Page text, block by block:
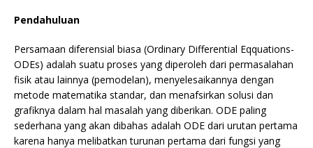
Pendahuluan
Persamaan diferensial biasa (Ordinary Differential Eqquations-
ODEs) adalah suatu proses yang diperoleh dari permasalahan
fisik atau lainnya (pemodelan), menyelesaikannya dengan
metode matematika standar, dan menafsirkan solusi dan
grafiknya dalam hal masalah yang diberikan. ODE paling
sederhana yang akan dibahas adalah ODE dari urutan pertama
karena hanya melibatkan turunan pertama dari fungsi yang